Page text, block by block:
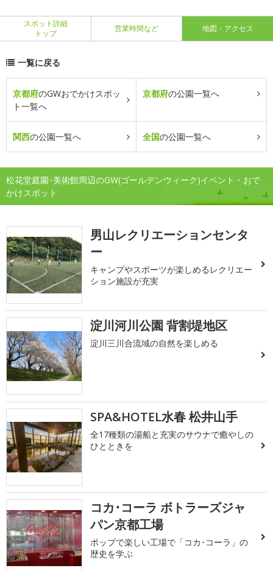
スポット詳細
トップ
営業時間など 地図・アクセス
一覧に戻る
京都府のGWおでかけスポッ
ト一覧へ
京都府の公園一覧へ
関西の公園一覧へ 全国の公園一覧へ
松花堂庭園･美術館周辺のGW(ゴールデンウィーク)イベント・おで
かけスポット
男山レクリエーションセンタ
ー
キャンプやスポーツが楽しめるレクリエー
ション施設が充実
淀川河川公園 背割堤地区
淀川三川合流域の自然を楽しめる
SPA&HOTEL水春 松井山手
全17種類の湯船と充実のサウナで癒やしの
ひとときを
コカ･コーラ ボトラーズジャ
パン京都工場
ポップで楽しい工場で「コカ･コーラ」の
歴史を学ぶ